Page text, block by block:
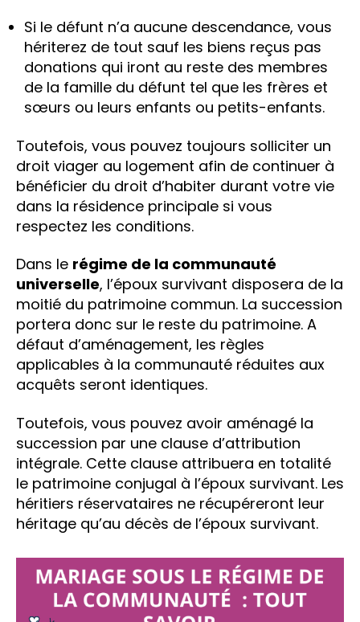
Si le défunt n’a aucune descendance, vous
hériterez de tout sauf les biens reçus pas
donations qui iront au reste des membres
de la famille du défunt tel que les frères et
sœurs ou leurs enfants ou petits-enfants.
Toutefois, vous pouvez toujours solliciter un
droit viager au logement afin de continuer à
bénéficier du droit d’habiter durant votre vie
dans la résidence principale si vous
respectez les conditions.
Dans le régime de la communauté
universelle, l’époux survivant disposera de la
moitié du patrimoine commun. La succession
portera donc sur le reste du patrimoine. A
défaut d’aménagement, les règles
applicables à la communauté réduites aux
acquêts seront identiques.
Toutefois, vous pouvez avoir aménagé la
succession par une clause d’attribution
intégrale. Cette clause attribuera en totalité
le patrimoine conjugal à l’époux survivant. Les
héritiers réservataires ne récupéreront leur
héritage qu’au décès de l’époux survivant.